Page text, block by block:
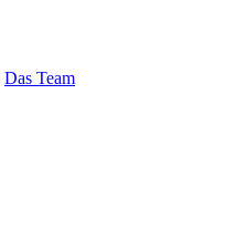
Das Team